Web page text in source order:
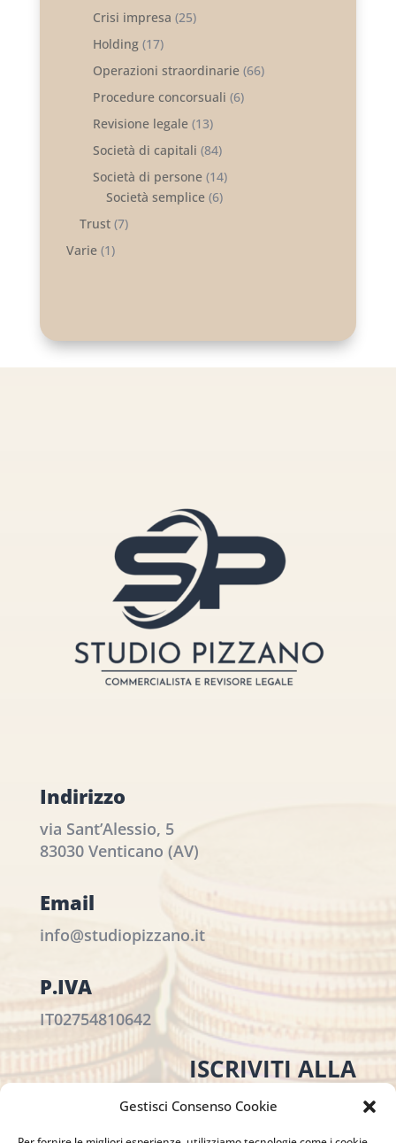
Gestisci Consenso Cookie
Crisi impresa (25)
Holding(17)
Operazioni straordinarie(66)
Procedure concorsuali (6)
Revisione legale(13)
Società di capitali (84)
Società di persone(14)
Società semplice(6)
Trust(7)
Varie(1)
Indirizzo
via Sant’Alessio, 5
83030 Venticano (AV)
Email
info@studiopizzano.it
P.IVA
IT02754810642
ISCRIVITI ALLA
NEWSLETTER